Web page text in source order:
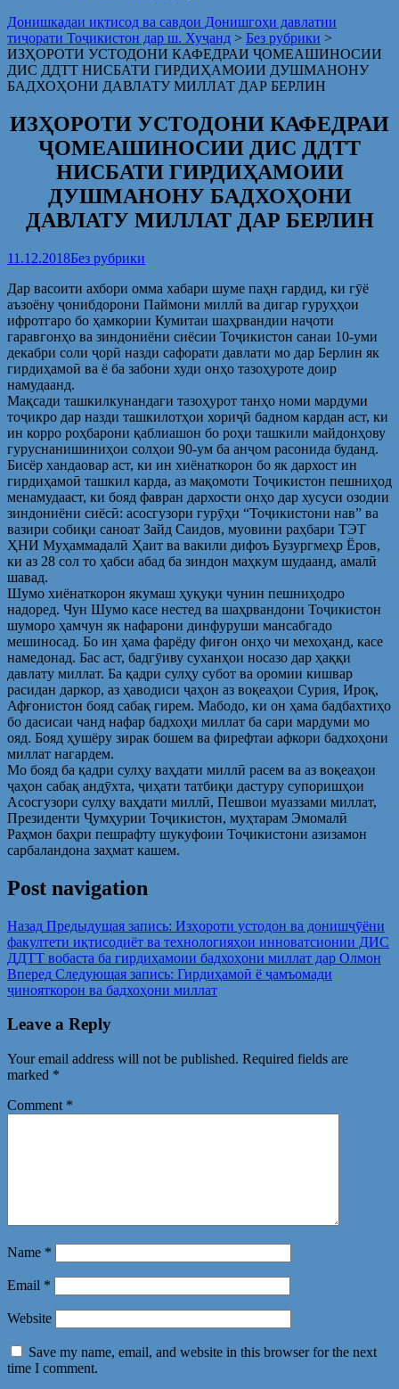
Донишкадаи иқтисод ва савдои Донишгоҳи давлатии
тиҷорати Тоҷикистон дар ш. Хуҷанд > Без рубрики >
ИЗҲОРОТИ УСТОДОНИ КАФЕДРАИ ҶОМЕАШИНОСИИ
ДИС ДДТТ НИСБАТИ ГИРДИҲАМОИИ ДУШМАНОНУ
БАДХОҲОНИ ДАВЛАТУ МИЛЛАТ ДАР БЕРЛИН
ИЗҲОРОТИ УСТОДОНИ КАФЕДРАИ
ҶОМЕАШИНОСИИ ДИС ДДТТ
НИСБАТИ ГИРДИҲАМОИИ
ДУШМАНОНУ БАДХОҲОНИ
ДАВЛАТУ МИЛЛАТ ДАР БЕРЛИН
11.12.2018Без рубрики
Дар васоити ахбори омма хабари шуме паҳн гардид, ки гӯё
аъзоёну ҷонибдорони Паймони миллӣ ва дигар гуруҳҳои
ифротгаро бо ҳамкории Кумитаи шаҳрвандии наҷоти
гаравгонҳо ва зиндониёни сиёсии Тоҷикистон санаи 10-уми
декабри соли ҷорӣ назди сафорати давлати мо дар Берлин як
гирдиҳамоӣ ва ё ба забони худи онҳо тазоҳуроте доир
намудаанд.
Мақсади ташкилкунандаги тазоҳурот танҳо номи мардуми
тоҷикро дар назди ташкилотҳои хориҷӣ бадном кардан аст, ки
ин корро роҳбарони қаблиашон бо роҳи ташкили майдонҳову
гуруснанишиниҳои солҳои 90-ум ба анҷом расонида буданд.
Бисёр хандаовар аст, ки ин хиёнаткорон бо як дархост ин
гирдиҳамоӣ ташкил карда, аз мақомоти Тоҷикистон пешниҳод
менамудааст, ки бояд фавран дархости онҳо дар хусуси озодии
зиндониёни сиёсӣ: асосгузори гурӯҳи “Тоҷикистони нав” ва
вазири собиқи саноат Зайд Саидов, муовини раҳбари ТЭТ
ҲНИ Муҳаммадалӣ Ҳаит ва вакили дифоъ Бузургмеҳр Ёров,
ки аз 28 сол то ҳабси абад ба зиндон маҳкум шудаанд, амалӣ
шавад.
Шумо хиёнаткорон якумаш ҳуқуқи чунин пешниҳодро
надоред. Чун Шумо касе нестед ва шаҳрвандони Тоҷикистон
шуморо ҳамчун як нафарони динфуруши мансабгадо
мешиносад. Бо ин ҳама фарёду фиғон онҳо чи мехоҳанд, касе
намедонад. Бас аст, бадгӯиву суханҳои носазо дар ҳаққи
давлату миллат. Ба қадри сулҳу субот ва оромии кишвар
расидан даркор, аз ҳаводиси ҷаҳон аз воқеаҳои Сурия, Ироқ,
Афғонистон бояд сабақ гирем. Мабодо, ки он ҳама бадбахтиҳо
бо дасисаи чанд нафар бадхоҳи миллат ба сари мардуми мо
ояд. Бояд ҳушёру зирак бошем ва фирефтаи афкори бадхоҳони
миллат нагардем.
Мо бояд ба қадри сулҳу ваҳдати миллӣ расем ва аз воқеаҳои
ҷаҳон сабақ андӯхта, ҷиҳати татбиқи дастуру супоришҳои
Асосгузори сулҳу ваҳдати миллӣ, Пешвои муаззами миллат,
Президенти Ҷумҳурии Тоҷикистон, муҳтарам Эмомалӣ
Раҳмон баҳри пешрафту шукуфоии Тоҷикистони азизамон
сарбаландона заҳмат кашем.
Post navigation
Назад Предыдущая запись: Изҳороти устодон ва донишҷӯёни
факултети иқтисодиёт ва технологияҳои инноватсионии ДИС
ДДТТ вобаста ба гирдиҳамоии бадхоҳони миллат дар Олмон
Вперед Следующая запись: Гирдиҳамоӣ ё ҷамъомади
ҷинояткорон ва бадхоҳони миллат
Leave a Reply
Your email address will not be published. Required fields are
marked *
Comment *
Name *
Email *
Website
Save my name, email, and website in this browser for the next
time I comment.